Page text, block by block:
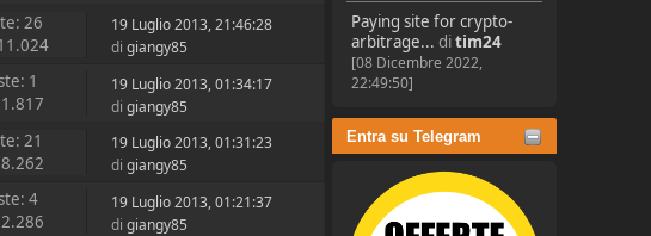
Paying site for crypto-
arbitrage... ditim24
[08 Dicembre 2022,
22:49:50]
Entra su Telegram
26
19 Luglio 2013, 21:46:28
di giangy85
1
19 Luglio 2013, 01:34:17
di giangy85
21
19 Luglio 2013, 01:31:23
di giangy85
4
19 Luglio 2013, 01:21:37
di giangy85